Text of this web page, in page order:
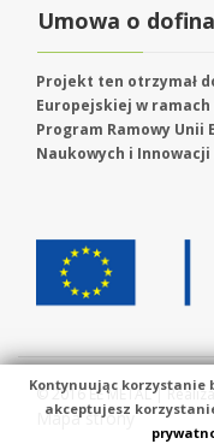
Umowa o
Projekt ten otrzymał
Europejskiej w
Program Ramowy Unii
Naukowych i Innowacji
© 2016 EE METAL |
Mapa strony
Kontynuując korzystanie
akceptujesz